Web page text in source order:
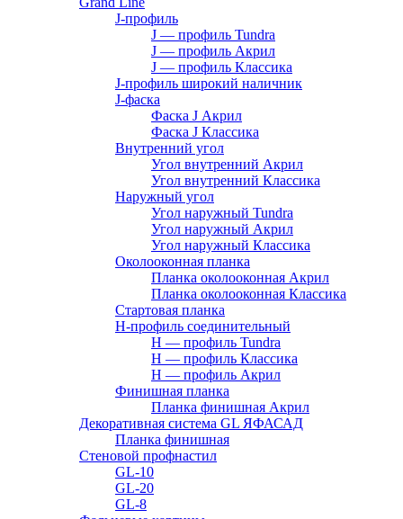
J-профиль
J — профиль Tundra
J — профиль Акрил
J — профиль Классика
J-профиль широкий наличник
J-фаска
Фаска J Акрил
Фаска J Классика
Внутренний угол
Угол внутренний Акрил
Угол внутренний Классика
Наружный угол
Угол наружный Tundra
Угол наружный Акрил
Угол наружный Классика
Околооконная планка
Планка околооконная Акрил
Планка околооконная Классика
Стартовая планка
H-профиль соединительный
Н — профиль Tundra
H — профиль Классика
Н — профиль Акрил
Финишная планка
Планка финишная Акрил
Декоративная система GL ЯФАСАД
Планка финишная
Стеновой профнастил
GL-10
GL-20
GL-8